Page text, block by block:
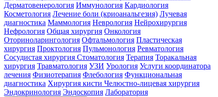
Дерматовенерология Иммунология Кардиология
Косметология Лечение боли (криоанальгезия) Лучевая
диагностика Маммология Неврология Нейрохирургия
Нефрология Общая хирургия Онкология
Оториноларингология Офтальмология Пластическая
хирургия Проктология Пульмонология Ревматология
Сосудистая хирургия Стоматология Терапия Торакальная
хирургия Травматология УЗИ Урология Услуги координатора
лечения Физиотерапия Флебология Функциональная
диагностика Хирургия кисти Челюстно-лицевая хирургия
Эндокринология Эндоскопия Лаборатория